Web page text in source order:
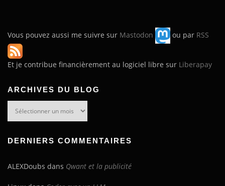
Vous pouvez aussi me suivre sur Mastodon ou par RSS
Et je contribue financièrement au logiciel libre sur Liberapay
ARCHIVES DU BLOG
DERNIERS COMMENTAIRES
ALEXDoubs dans Qwant et la publicité